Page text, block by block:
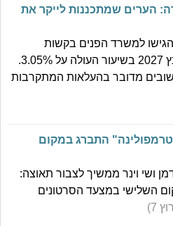
הערים שמתכננות לייקר את
למשרד הפנים בקשות
להעלאת תעריף הארנונה לשנץ 2027 בשיעור העולה על 3.05%.
מדובר בהעלאות המתקרבות
טרמפולינה" התברג במקום
ושי וינר ממשיך לצבור תאוצה:
השלישי במצעד הסרטונים
7)